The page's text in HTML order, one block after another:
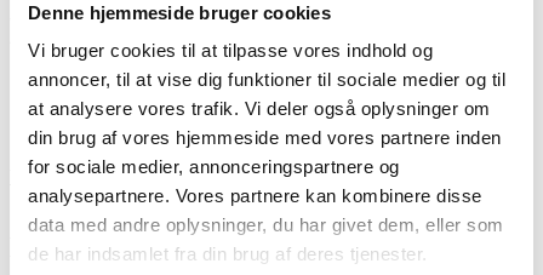
Denne hjemmeside bruger cookies
Vi bruger cookies til at tilpasse vores indhold og
annoncer, til at vise dig funktioner til sociale medier og til
at analysere vores trafik. Vi deler også oplysninger om
din brug af vores hjemmeside med vores partnere inden
for sociale medier, annonceringspartnere og
analysepartnere. Vores partnere kan kombinere disse
data med andre oplysninger, du har givet dem, eller som
de har indsamlet fra din brug af deres tjenester.
Ægte tæpper
Denne auktion er annulleret
SHOWROOM
Vejle
VURDERING
DKK 16.000
VARENUMMER
6545996
Beskrivelse